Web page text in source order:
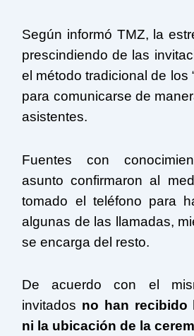
Según informó TMZ, la
prescindiendo de las
el método tradicional de los
para comunicarse de
asistentes.
Fuentes con
asunto confirmaron al
tomado el teléfono para
algunas de las llamadas,
se encarga del resto.
De acuerdo con el
invitados no han recibido
ni la ubicación de la